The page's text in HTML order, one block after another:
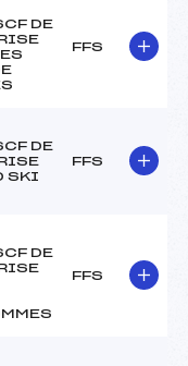
DE
FFS
DE
SKI
FFS
DE
FFS